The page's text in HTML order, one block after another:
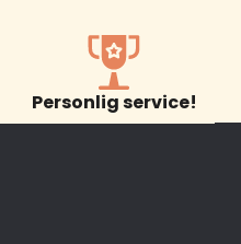
Personlig service!